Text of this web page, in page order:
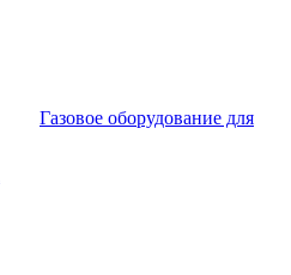
Газовое оборудование для